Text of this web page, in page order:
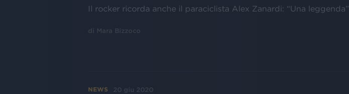
Il rocker ricorda anche il paraciclista Alex Zanardi: “Una leggenda”
di Mara Bizzoco
NEWS 20 giu 2020